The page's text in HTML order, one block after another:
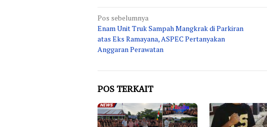
Navigasi
pos
Pos sebelumnya
Enam Unit Truk Sampah Mangkrak di Parkiran
atas Eks Ramayana, ASPEC Pertanyakan
Anggaran Perawatan
POS TERKAIT